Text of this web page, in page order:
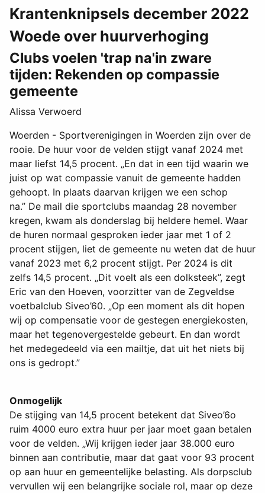
Krantenknipsels december 2022
Woede over huurverhoging
Clubs voelen 'trap na'in zware
tijden: Rekenden op compassie
gemeente
Alissa Verwoerd
Woerden - Sportverenigingen in Woerden zijn over de
rooie. De huur voor de velden stijgt vanaf 2024 met
maar liefst 14,5 procent. „En dat in een tijd waarin we
juist op wat compassie vanuit de gemeente hadden
gehoopt. In plaats daarvan krijgen we een schop
na.” De mail die sportclubs maandag 28 november
kregen, kwam als donderslag bij heldere hemel. Waar
de huren normaal gesproken ieder jaar met 1 of 2
procent stijgen, liet de gemeente nu weten dat de huur
vanaf 2023 met 6,2 procent stijgt. Per 2024 is dit
zelfs 14,5 procent. „Dit voelt als een dolksteek”, zegt
Eric van den Hoeven, voorzitter van de Zegveldse
voetbalclub Siveo’60. „Op een moment als dit hopen
wij op compensatie voor de gestegen energiekosten,
maar het tegenovergestelde gebeurt. En dan wordt
het medegedeeld via een mailtje, dat uit het niets bij
ons is gedropt.”
Onmogelijk
De stijging van 14,5 procent betekent dat Siveo’6o
ruim 4000 euro extra huur per jaar moet gaan betalen
voor de velden. „Wij krijgen ieder jaar 38.000 euro
binnen aan contributie, maar dat gaat voor 93 procent
op aan huur en gemeentelijke belasting. Als dorpsclub
vervullen wij een belangrijke sociale rol, maar op deze